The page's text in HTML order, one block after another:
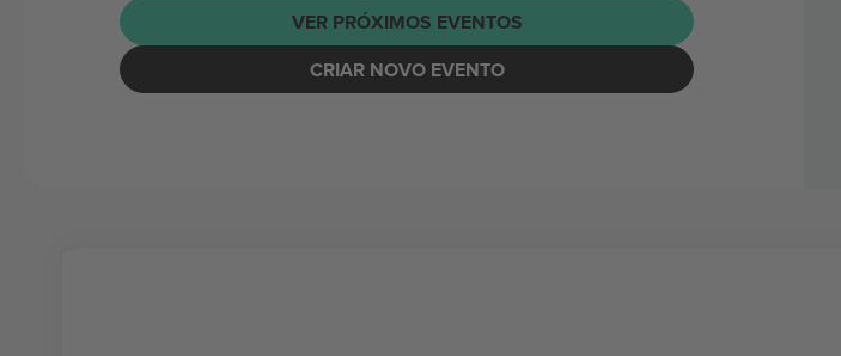
VER PRÓXIMOS EVENTOS
CRIAR NOVO EVENTO